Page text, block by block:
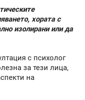
хората с
изолирани или да
с психолог
за тези лица,
на